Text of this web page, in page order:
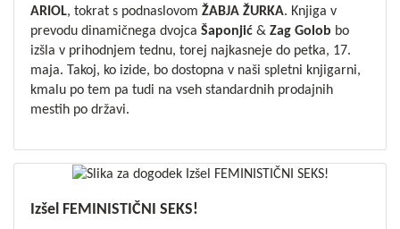
ARIOL, tokrat s podnaslovom ŽABJA ŽURKA. Knjiga v
prevodu dinamičnega dvojca Šaponjić& Zag Golob bo
izšla v prihodnjem tednu, torej najkasneje do petka, 17.
maja. Takoj, ko izide, bo dostopna v naši spletni knjigarni,
kmalu po tem pa tudi na vseh standardnih prodajnih
mestih po državi.
Izšel FEMINISTIČNI SEKS!